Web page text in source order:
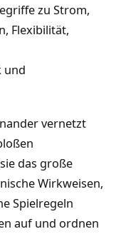
zu Strom,
Flexibilität,
und
vernetzt
das große
Wirkweisen,
Spielregeln
auf und ordnen